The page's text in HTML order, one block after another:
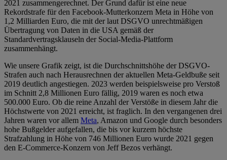
2021 zusammengerechnet. Der Grund dafür ist eine neue
Rekordstrafe für den Facebook-Mutterkonzern Meta in Höhe von
1,2 Milliarden Euro, die mit der laut DSGVO unrechtmäßigen
Übertragung von Daten in die USA gemäß der
Standardvertragsklauseln der Social-Media-Plattform
zusammenhängt.
Wie unsere Grafik zeigt, ist die Durchschnittshöhe der DSGVO-
Strafen auch nach Herausrechnen der aktuellen Meta-Geldbuße seit
2019 deutlich angestiegen. 2023 werden beispielsweise pro Verstoß
im Schnitt 2,8 Millionen Euro fällig, 2019 waren es noch etwa
500.000 Euro. Ob die reine Anzahl der Verstöße in diesem Jahr die
Höchstwerte von 2021 erreicht, ist fraglich. In den vergangenen drei
Jahren waren vor allem Meta, Amazon und Google durch besonders
hohe Bußgelder aufgefallen, die bis vor kurzem höchste
Strafzahlung in Höhe von 746 Millionen Euro wurde 2021 gegen
den E-Commerce-Konzern von Jeff Bezos verhängt.